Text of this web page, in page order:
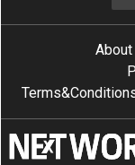
About